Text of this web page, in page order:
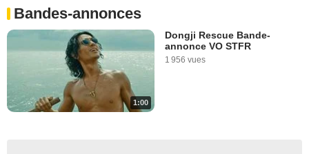
Bandes-annonces
1:00
Dongji Rescue Bande-
annonce VO STFR
1 956 vues